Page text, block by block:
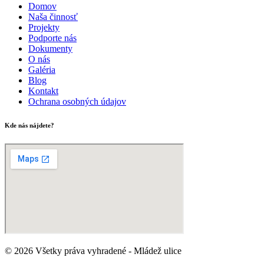
Domov
Naša činnosť
Projekty
Podporte nás
Dokumenty
O nás
Galéria
Blog
Kontakt
Ochrana osobných údajov
Kde nás nájdete?
© 2026 Všetky práva vyhradené - Mládež ulice